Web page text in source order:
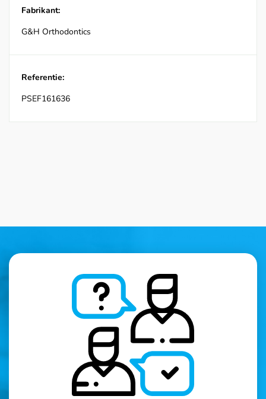
Fabrikant:
G&H Orthodontics
Referentie:
PSEF161636